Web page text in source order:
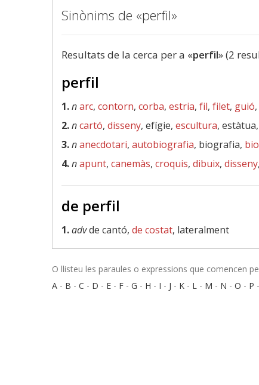
Sinònims de «perfil»
Resultats de la cerca per a «perfil» (2
perfil
1.narc, contorn, corba, estria, fil, filet, guió
2.ncartó, disseny, efígie, escultura, estàtua,
3.nanecdotari, autobiografia, biografia,
4.napunt, canemàs, croquis, dibuix, disseny,
de perfil
1.advde cantó, de costat, lateralment
O llisteu les paraules o expressions que comencen
A - B - C - D - E - F - G - H - I - J - K - L - M - N - O - P -